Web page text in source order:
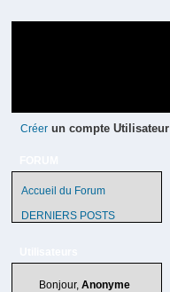
Créer un compte Utilisateur
Accueil du Forum
DERNIERS POSTS
Bonjour, Anonyme